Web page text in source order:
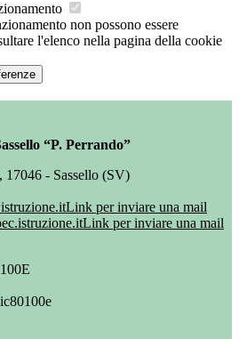
non possono essere
l'elenco nella pagina della cookie
“P. Perrando”
17046 - Sassello (SV)
Link per inviare una mail
Link per inviare una mail